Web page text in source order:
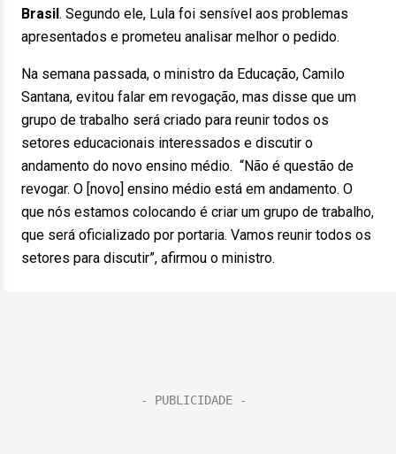
Brasil. Segundo ele, Lula foi sensível aos problemas
apresentados e prometeu analisar melhor o pedido.
Na semana passada, o ministro da Educação, Camilo
Santana, evitou falar em revogação, mas disse que um
grupo de trabalho será criado para reunir todos os
setores educacionais interessados e discutir o
andamento do novo ensino médio. “Não é questão de
revogar. O [novo] ensino médio está em andamento. O
que nós estamos colocando é criar um grupo de trabalho,
que será oficializado por portaria. Vamos reunir todos os
setores para discutir”, afirmou o ministro.